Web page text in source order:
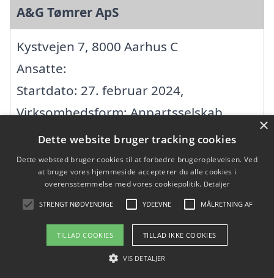
A&G Tømrer ApS
Kystvejen 7, 8000 Aarhus C
Ansatte:
Startdato: 27. februar 2024,
Virksomhedsform: Anpartsselskab
CVR: 44680122
Aarhus Boligbyg
Ormslevvej 321, 8260 Viby J
Ansatte: 3
Startdato: 09. oktober 2006,
×
Dette website bruger tracking cookies
Dette websted bruger cookies til at forbedre brugeroplevelsen. Ved
at bruge vores hjemmeside accepterer du alle cookies i
overensstemmelse med vores cookiepolitik. Detaljer
STRENGT NØDVENDIGE YDEEVNE MÅLRETNING AF
TILLAD COOKIES TILLAD IKKE COOKIES
VIS DETALJER